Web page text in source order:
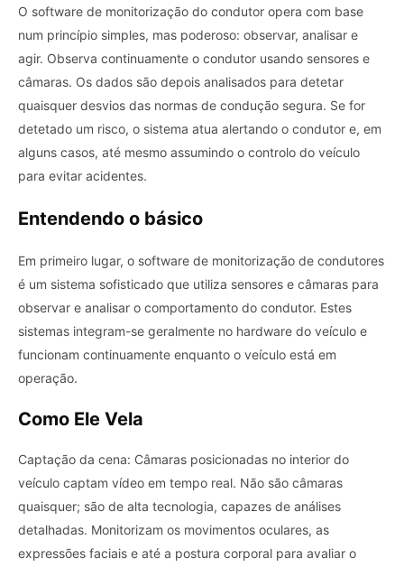
O software de monitorização do condutor opera com base
num princípio simples, mas poderoso: observar, analisar e
agir. Observa continuamente o condutor usando sensores e
câmaras. Os dados são depois analisados ​​para detetar
quaisquer desvios das normas de condução segura. Se for
detetado um risco, o sistema atua alertando o condutor e, em
alguns casos, até mesmo assumindo o controlo do veículo
para evitar acidentes.
Entendendo o básico
Em primeiro lugar, o software de monitorização de condutores
é um sistema sofisticado que utiliza sensores e câmaras para
observar e analisar o comportamento do condutor. Estes
sistemas integram-se geralmente no hardware do veículo e
funcionam continuamente enquanto o veículo está em
operação.
Como Ele Vela
Captação da cena: Câmaras posicionadas no interior do
veículo captam vídeo em tempo real. Não são câmaras
quaisquer; são de alta tecnologia, capazes de análises
detalhadas. Monitorizam os movimentos oculares, as
expressões faciais e até a postura corporal para avaliar o